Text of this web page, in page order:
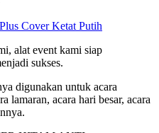
Cover Ketat Putih
alat event kami siap
sukses.
digunakan untuk acara
lamaran, acara hari besar, acara